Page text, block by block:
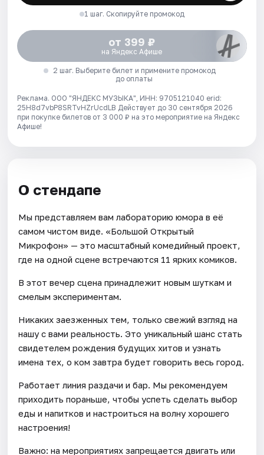
1 шаг. Скопируйте промокод
от 399 ₽
на Яндекс Афише
2 шаг. Выберите билет и примените промокод
до оплаты
Реклама. ООО "ЯНДЕКС МУЗЫКА", ИНН: 9705121040 erid:
25H8d7vbP8SRTvHZrUcdLB Действует до 30 сентября 2026
при покупке билетов от 3 000 ₽ на это мероприятие на Яндекс
Афише!
О стендапе
Мы представляем вам лабораторию юмора в её
самом чистом виде. «Большой Открытый
Микрофон» — это масштабный комедийный проект,
где на одной сцене встречаются 11 ярких комиков.
В этот вечер сцена принадлежит новым шуткам и
смелым экспериментам.
Никаких заезженных тем, только свежий взгляд на
нашу с вами реальность. Это уникальный шанс стать
свидетелем рождения будущих хитов и узнать
имена тех, о ком завтра будет говорить весь город.
Работает линия раздачи и бар. Мы рекомендуем
приходить пораньше, чтобы успеть сделать выбор
еды и напитков и настроиться на волну хорошего
настроения!
Важно: на мероприятиях запрещается двигать или